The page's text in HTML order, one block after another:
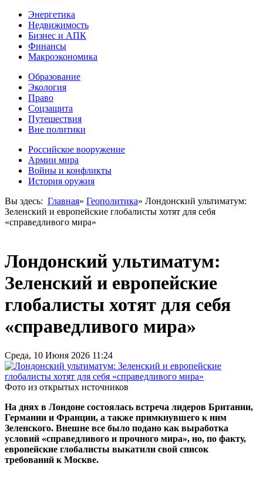
Энергетика
Недвижимость
Бизнес и АПК
Финансы
Макроэкономика
Образование
Экология
Право
Соцзащита
Путешествия
Вне политики
Российское вооружение
Армии мира
Войны и конфликты
История оружия
Вы здесь: Главная» Геополитика» Лондонский ультиматум:
Зеленский и европейские глобалисты хотят для себя
«справедливого мира»
Лондонский ультиматум:
Зеленский и европейские
глобалисты хотят для себя
«справедливого мира»
Среда, 10 Июня 2026 11:24
Фото из открытых источников
На днях в Лондоне состоялась встреча лидеров Британии,
Германии и Франции, а также примкнувшего к ним
Зеленского. Внешне все было подано как выработка
условий «справедливого и прочного мира», но, по факту,
европейские глобалисты выкатили свой список
требований к Москве.